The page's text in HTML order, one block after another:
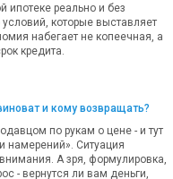
ипотеке реально и без
условий, которые выставляет
набегает не копеечная, а
кредита.
и кому возвращать?
по рукам о цене - и тут
намерений». Ситуация
А зря, формулировка,
- вернутся ли вам деньги,